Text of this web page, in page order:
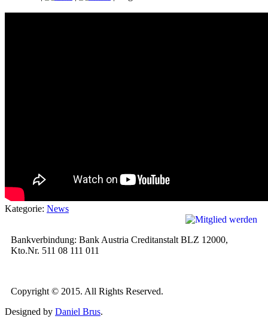
Kategorie: News
Bankverbindung: Bank Austria Creditanstalt BLZ 12000,
Kto.Nr. 511 08 111 011
Copyright © 2015. All Rights Reserved.
Designed by Daniel Brus.